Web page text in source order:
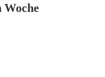
Woche